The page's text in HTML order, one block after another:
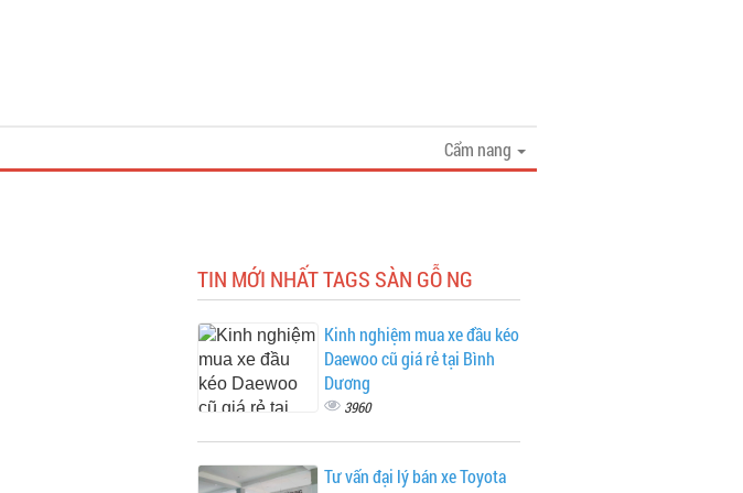
Cẩm nang
TIN MỚI NHẤT TAGS SÀN GỖ NG
Kinh nghiệm mua xe đầu kéo
Daewoo cũ giá rẻ tại Bình
Dương
3960
Tư vấn đại lý bán xe Toyota